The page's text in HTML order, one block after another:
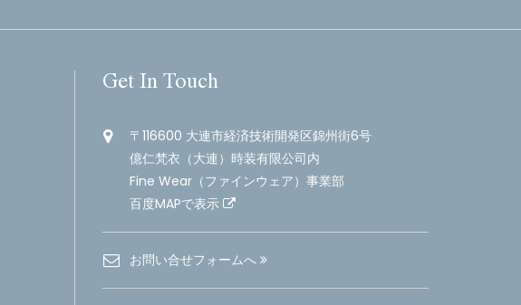
Get In Touch
〒116600 大連市経済技術開発区錦州街6号
億仁梵衣（大連）時装有限公司内
Fine Wear（ファインウェア）事業部
百度MAPで表示
お問い合せフォームへ